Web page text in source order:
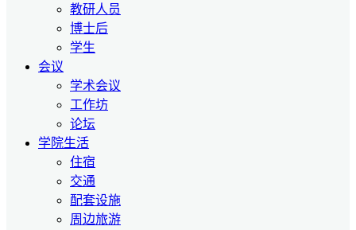
教研人员
博士后
学生
会议
学术会议
工作坊
论坛
学院生活
住宿
交通
配套设施
周边旅游